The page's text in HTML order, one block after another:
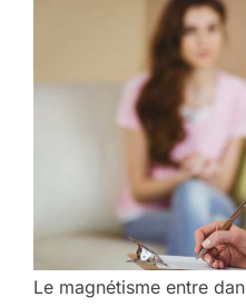
Le magnétisme entre